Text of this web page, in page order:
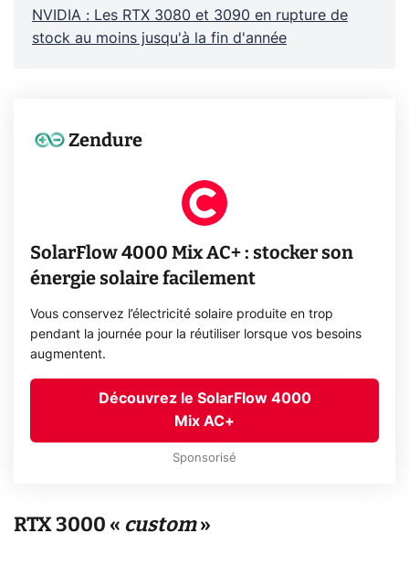
NVIDIA : Les RTX 3080 et 3090 en rupture de
stock au moins jusqu'à la fin d'année
Zendure
SolarFlow 4000 Mix AC+ : stocker son
énergie solaire facilement
Vous conservez l’électricité solaire produite en trop
pendant la journée pour la réutiliser lorsque vos besoins
augmentent.
Découvrez le SolarFlow 4000
Mix AC+
Sponsorisé
RTX 3000 « custom»